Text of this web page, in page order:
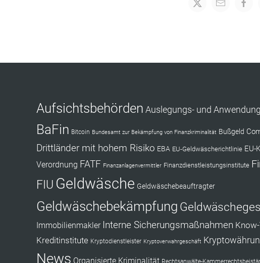
Aufsichtsbehörden Auslegungs- und
BaFin Bitcoin Bundesamt zur Bekämpfung von Finanzkriminalität Bußgeld
Drittländer mit hohem Risiko EBA EU-Geldwäscherichtlinie EU-
Verordnung FATF Finanzanlagenvermittler Finanzdienstleistungsinstitute
FIU Geldwäsche Geldwäschebeauftragter
Geldwäschebekämpfung
Immobilienmakler Interne Sicherungsmaßnahmen
Kreditinstitute Kryptodienstleister Kryptoverwahrgeschäft
News Organisierte Kriminalität Rechtsanwälte-